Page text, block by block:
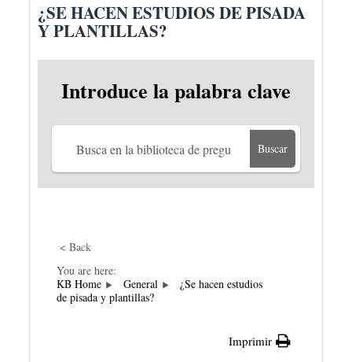
¿SE HACEN ESTUDIOS DE PISADA
Y PLANTILLAS?
Introduce la palabra clave
Buscar
< Back
You are here:
KB Home
General
¿Se hacen estudios
de pisada y plantillas?
Imprimir